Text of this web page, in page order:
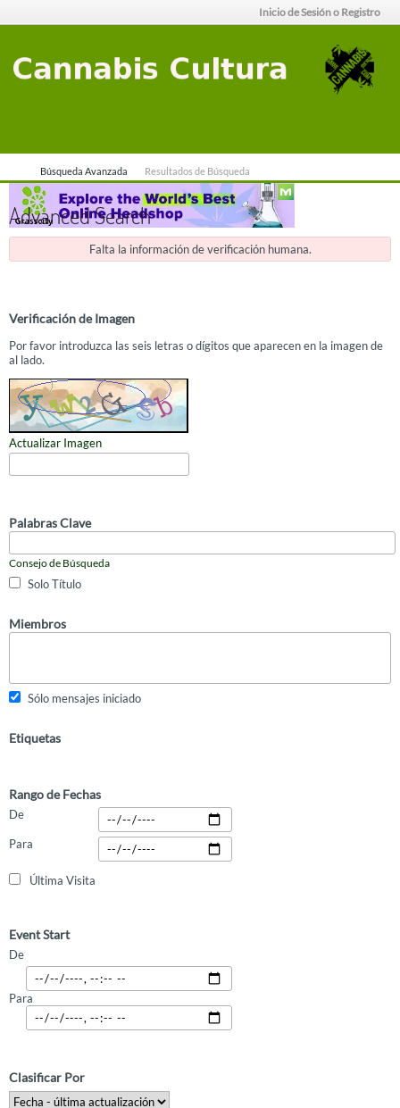
Inicio de Sesión o Registro
Búsqueda Avanzada Resultados de Búsqueda
Advanced Search
Falta la información de verificación humana.
Verificación de Imagen
Por favor introduzca las seis letras o dígitos que aparecen en la imagen de
al lado.
Actualizar Imagen
Palabras Clave
Consejo de Búsqueda
Solo Título
Miembros
Sólo mensajes iniciado
Etiquetas
Rango de Fechas
De
Para
Última Visita
Event Start
De
Para
Clasificar Por